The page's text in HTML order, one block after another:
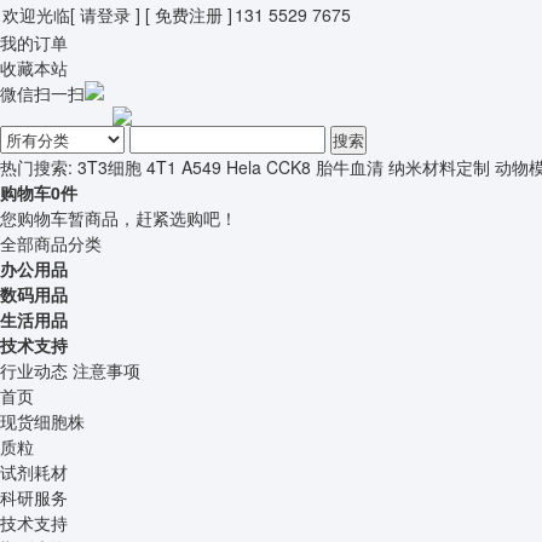
欢迎光临[ 请登录 ] [ 免费注册 ] 131 5529 7675
我的订单
收藏本站
微信扫一扫
搜索
热门搜索: 3T3细胞 4T1 A549 Hela CCK8 胎牛血清 纳米材料定制 动物
购物车0件
您购物车暂商品，赶紧选购吧！
全部商品分类
办公用品
数码用品
生活用品
技术支持
行业动态 注意事项
首页
现货细胞株
质粒
试剂耗材
科研服务
技术支持